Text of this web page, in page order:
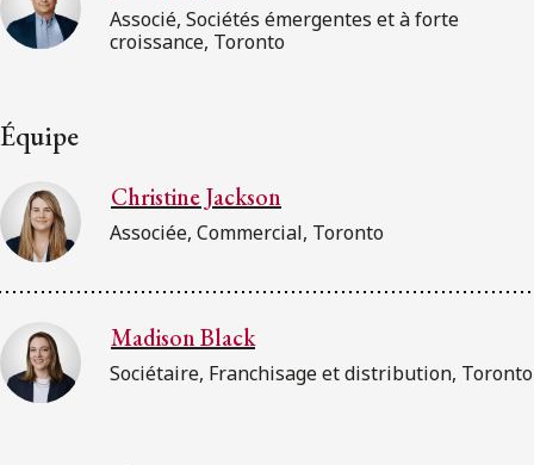
Associé, Sociétés émergentes et à forte
croissance, Toronto
Équipe
Christine Jackson
Associée, Commercial, Toronto
Madison Black
Sociétaire, Franchisage et distribution, Toronto